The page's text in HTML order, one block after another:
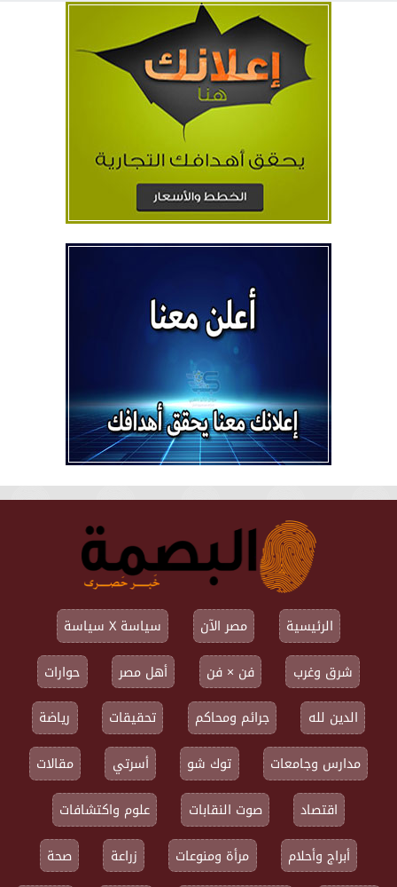
الرئيسية مصر الآن
سياسة X سياسة
شرق وغرب
فن × فن أهل مصر
حوارات
الدين لله
جرائم ومحاكم تحقيقات
رياضة
مدارس وجامعات
توك شو أسرتي
مقالات
اقتصاد
صوت النقابات
علوم واكتشافات
أبراج وأحلام
مرأة ومنوعات زراعة صحة